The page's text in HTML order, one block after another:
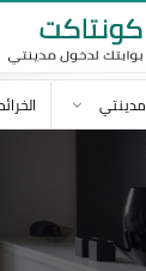
مدينتي